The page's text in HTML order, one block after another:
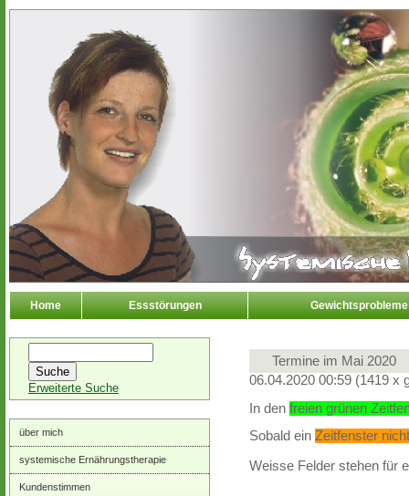
Home Essstörungen Gewichtsprobleme
Erweiterte Suche
über mich
systemische Ernährungstherapie
Kundenstimmen
Termine im Mai 2020
06.04.2020 00:59 (1419 x
In den freien grünen
Sobald ein Zeitfenster
Weisse Felder stehen für